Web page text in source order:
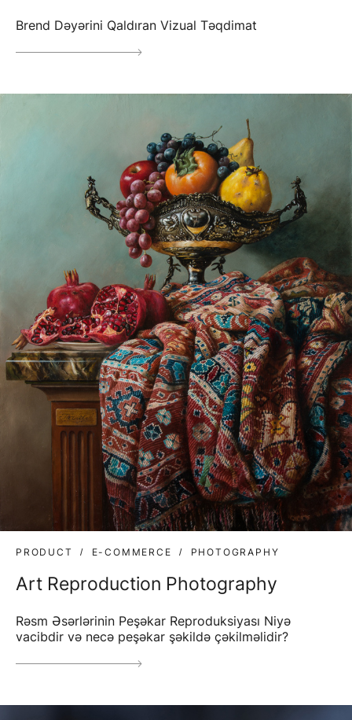
Brend Dəyərini Qaldıran Vizual Təqdimat
PRODUCT E-COMMERCE PHOTOGRAPHY
Art Reproduction Photography
Rəsm Əsərlərinin Peşəkar Reproduksiyası Niyə
vacibdir və necə peşəkar şəkildə çəkilməlidir?